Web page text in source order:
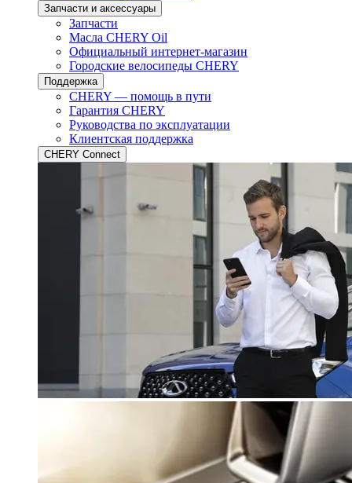
Запчасти и аксессуары
Запчасти
Масла CHERY Oil
Официальный интернет-магазин
Городские велосипеды CHERY
Поддержка
CHERY — помощь в пути
Гарантия CHERY
Руководства по эксплуатации
Клиентская поддержка
CHERY Connect